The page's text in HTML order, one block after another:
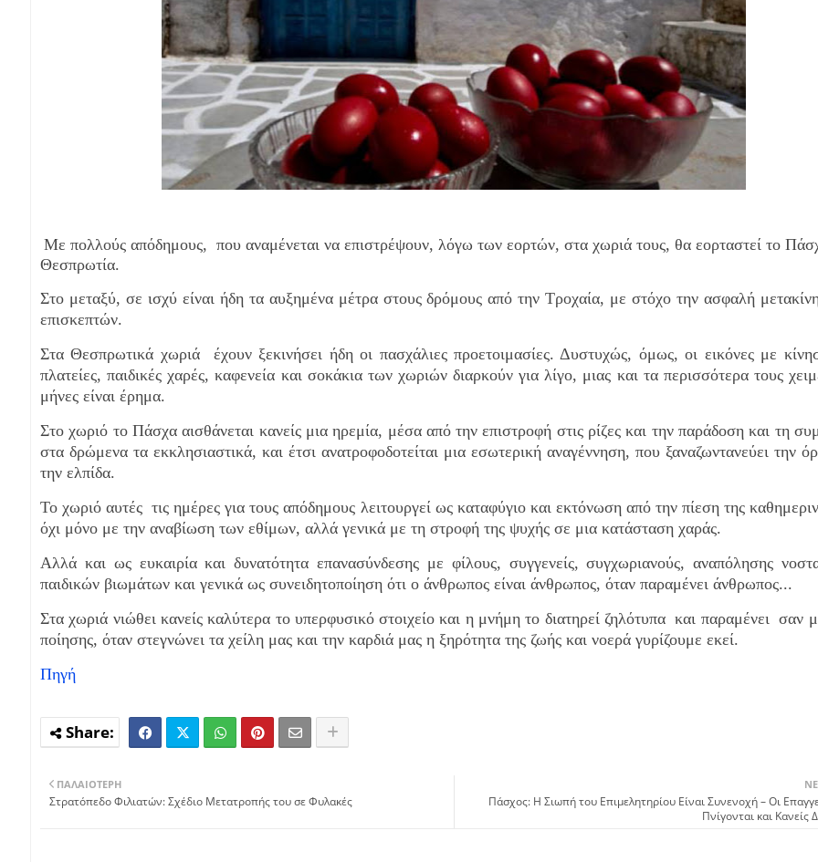
Με πολλούς απόδημους, που αναμένεται να επιστρέψουν, λόγω των εορτών, στα χωριά τους, θα εορταστεί το
Θεσπρωτία.
Στο μεταξύ, σε ισχύ είναι ήδη τα αυξημένα μέτρα στους δρόμους από την Τροχαία, με στόχο την ασφαλή
επισκεπτών.
Στα Θεσπρωτικά χωριά έχουν ξεκινήσει ήδη οι πασχάλιες προετοιμασίες. Δυστυχώς, όμως, οι εικόνες με
πλατείες, παιδικές χαρές, καφενεία και σοκάκια των χωριών διαρκούν για λίγο, μιας και τα περισσότερα τους
μήνες είναι έρημα.
Στο χωριό το Πάσχα αισθάνεται κανείς μια ηρεμία, μέσα από την επιστροφή στις ρίζες και την παράδοση και τη
στα δρώμενα τα εκκλησιαστικά, και έτσι ανατροφοδοτείται μια εσωτερική αναγέννηση, που ξαναζωντανεύει την
την ελπίδα.
Το χωριό αυτές τις ημέρες για τους απόδημους λειτουργεί ως καταφύγιο και εκτόνωση από την πίεση της
όχι μόνο με την αναβίωση των εθίμων, αλλά γενικά με τη στροφή της ψυχής σε μια κατάσταση χαράς.
Αλλά και ως ευκαιρία και δυνατότητα επανασύνδεσης με φίλους, συγγενείς, συγχωριανούς, αναπόλησης
παιδικών βιωμάτων και γενικά ως συνειδητοποίηση ότι ο άνθρωπος είναι άνθρωπος, όταν παραμένει άνθρωπος...
Στα χωριά νιώθει κανείς καλύτερα το υπερφυσικό στοιχείο και η μνήμη το διατηρεί ζηλότυπα και παραμένει σαν
ποίησης, όταν στεγνώνει τα χείλη μας και την καρδιά μας η ξηρότητα της ζωής και νοερά γυρίζουμε εκεί.
Πηγή
Πάσχος: Η Σιωπή του Επιμελητηρίου Είναι Συνενοχή – Οι
Πνίγονται και Κανείς
ΠΑΛΑΙΌΤΕΡΗ
Στρατόπεδο Φιλιατών: Σχέδιο Μετατροπής του σε Φυλακές